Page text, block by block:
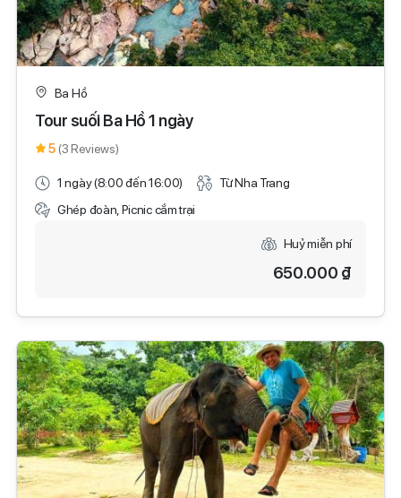
Ba Hồ
Tour suối Ba Hồ 1 ngày
5 (3 Reviews)
1 ngày (8:00 đến 16:00)
Từ Nha Trang
Ghép đoàn, Picnic cắm trại
Huỷ miễn phí
650.000 ₫